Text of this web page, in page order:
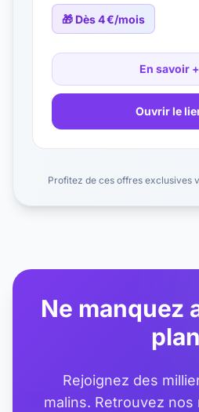
🎁 Dès 4 €/mois
En savoir +
Ouvrir le
Profitez de ces offres exclusives
Ne manquez
plan
Rejoignez des
malins. Retrouvez